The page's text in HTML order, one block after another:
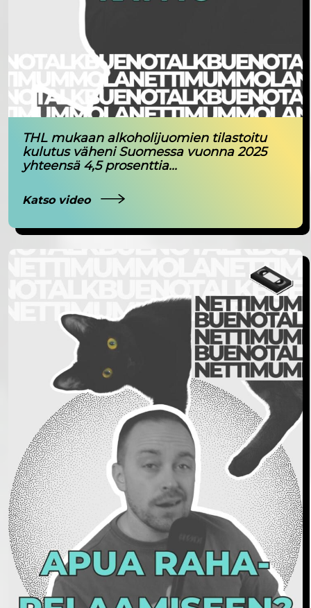
THL mukaan alkoholijuomien tilastoitu
kulutus väheni Suomessa vuonna 2025
yhteensä 4,5 prosenttia...
Katso video